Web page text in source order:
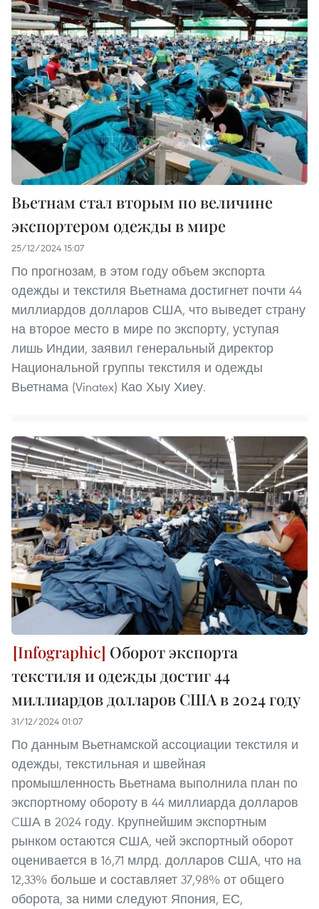
Вьетнам стал вторым по величине
экспортером одежды в мире
25/12/2024 15:07
По прогнозам, в этом году объем экспорта
одежды и текстиля Вьетнама достигнет почти 44
миллиардов долларов США, что выведет страну
на второе место в мире по экспорту, уступая
лишь Индии, заявил генеральный директор
Национальной группы текстиля и одежды
Вьетнама (Vinatex) Као Хыу Хиеу.
Оборот экспорта
текстиля и одежды достиг 44
миллиардов долларов США в 2024 году
31/12/2024 01:07
По данным Вьетнамской ассоциации текстиля и
одежды, текстильная и швейная
промышленность Вьетнама выполнила план по
экспортному обороту в 44 миллиарда долларов
CША в 2024 году. Крупнейшим экспортным
рынком остаются США, чей экспортный оборот
оценивается в 16,71 млрд. долларов США, что на
12,33% больше и составляет 37,98% от общего
оборота, за ними следуют Япония, ЕС,